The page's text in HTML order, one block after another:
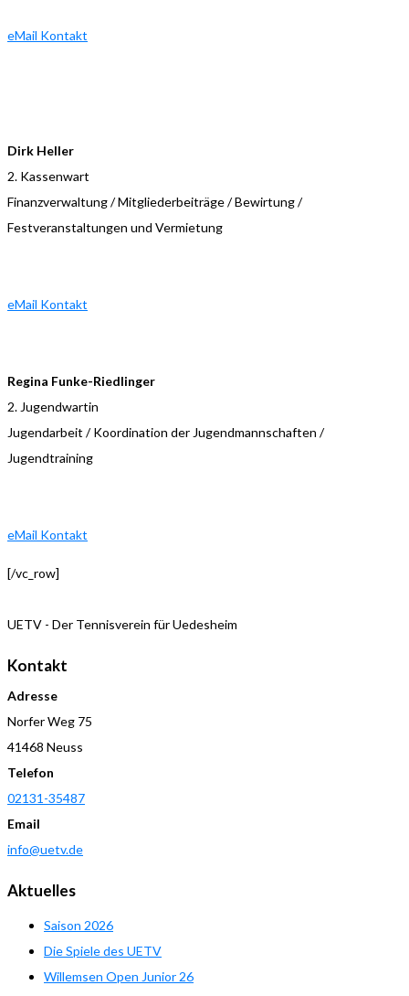
eMail Kontakt
Dirk Heller
2. Kassenwart
Finanzverwaltung / Mitgliederbeiträge / Bewirtung /
Festveranstaltungen und Vermietung
eMail Kontakt
Regina Funke-Riedlinger
2. Jugendwartin
Jugendarbeit / Koordination der Jugendmannschaften /
Jugendtraining
eMail Kontakt
[/vc_row]
UETV - Der Tennisverein für Uedesheim
Kontakt
Adresse
Norfer Weg 75
41468 Neuss
Telefon
02131-35487
Email
info@uetv.de
Aktuelles
Saison 2026
Die Spiele des UETV
Willemsen Open Junior 26